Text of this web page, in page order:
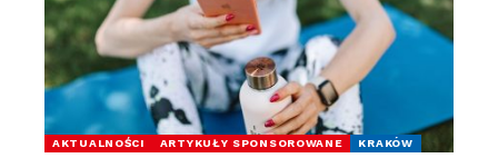
AKTUALNOŚCI ARTYKUŁY SPONSOROWANE KRAKÓW